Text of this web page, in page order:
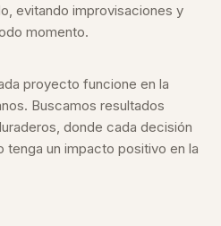
evitando improvisaciones y
momento.
proyecto funcione en la
Buscamos resultados
donde cada decisión
tenga un impacto positivo en la